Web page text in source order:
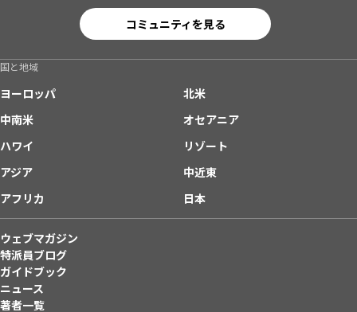
コミュニティを見る
国と地域
ヨーロッパ
北米
中南米
オセアニア
ハワイ
リゾート
アジア
中近東
アフリカ
日本
ウェブマガジン
特派員ブログ
ガイドブック
ニュース
著者一覧